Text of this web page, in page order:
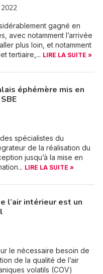
gagné en
avec notamment l’arrivée
plus loin, et notamment
tertiaire,... LIRE LA SUITE »
éphémère mis en
spécialistes du
de la réalisation du
jusqu’à la mise en
LIRE LA SUITE »
l’air intérieur est un
le nécessaire besoin de
de la qualité de l’air
volatils (COV)